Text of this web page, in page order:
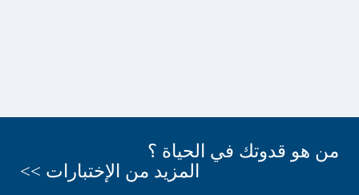
من هو قدوتك في الحياة ؟
المزيد من الإختبارات >>